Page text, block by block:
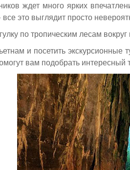
ждет много ярких
это выглядит просто
по тропическим лесам
и посетить
вам подобрать интересный